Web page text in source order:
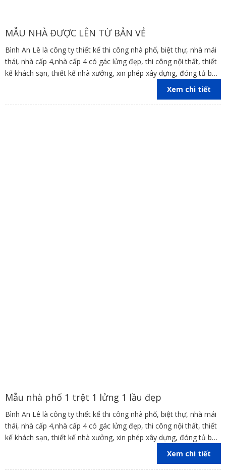
MẪU NHÀ ĐƯỢC LÊN TỪ BẢN VẺ
Bình An Lê là công ty thiết kế thi công nhà phố, biệt thự, nhà mái
thái, nhà cấp 4,nhà cấp 4 có gác lửng đẹp, thi công nội thất, thiết
kế khách sạn, thiết kế nhà xưởng, xin phép xây dựng, đóng tủ bếp
trên địa bàn các tỉnh Đồng Nai, Bình Dương, TP Hồ Chí Minh,
Xem chi tiết
Mẫu nhà phố 1 trệt 1 lửng 1 lầu đẹp
Bình An Lê là công ty thiết kế thi công nhà phố, biệt thự, nhà mái
thái, nhà cấp 4,nhà cấp 4 có gác lửng đẹp, thi công nội thất, thiết
kế khách sạn, thiết kế nhà xưởng, xin phép xây dựng, đóng tủ bếp
trên địa bàn các tỉnh Đồng Nai, Bình Dương, TP Hồ Chí Minh,
Xem chi tiết